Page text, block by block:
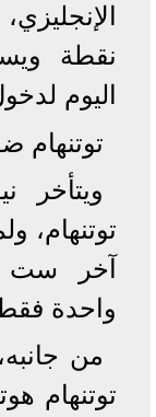
نقطة
اليوم
توتنهام
توتنهام،
آخر ست
واحدة
من
توتنهام